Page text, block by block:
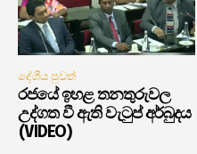
දේශීය පුවත්
රජයේ ඉහළ තනතුරුවල
උද්ගත වී ඇති වැටුප් අර්බුදය
(VIDEO)